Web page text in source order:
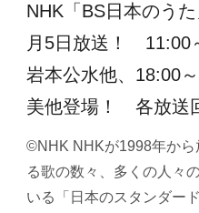
NHK「BS日本のう
月5日放送！ 11:00
岩本公水他、18:00
美他登場！ 各放送
©NHK NHKが1998年か
る歌の数々、多くの人々
いる「日本のスタンダー